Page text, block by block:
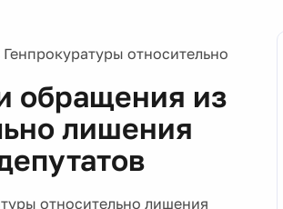
относительно
обращения из
лишения
относительно лишения